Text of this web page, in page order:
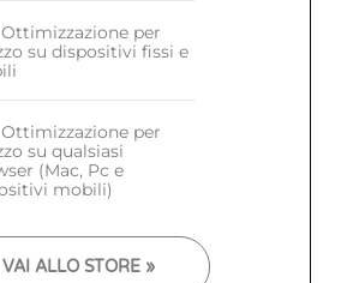
Ottimizzazione per
su dispositivi fissi e
Ottimizzazione per
su qualsiasi
(Mac, Pc e
mobili)
VAI ALLO STORE »